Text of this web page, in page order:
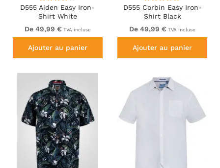
D555 Aiden Easy Iron-
Shirt White
De 49,99 € TVA incluse
Ajouter au panier
D555 Corbin Easy Iron-
Shirt Black
De 49,99 € TVA incluse
Ajouter au panier